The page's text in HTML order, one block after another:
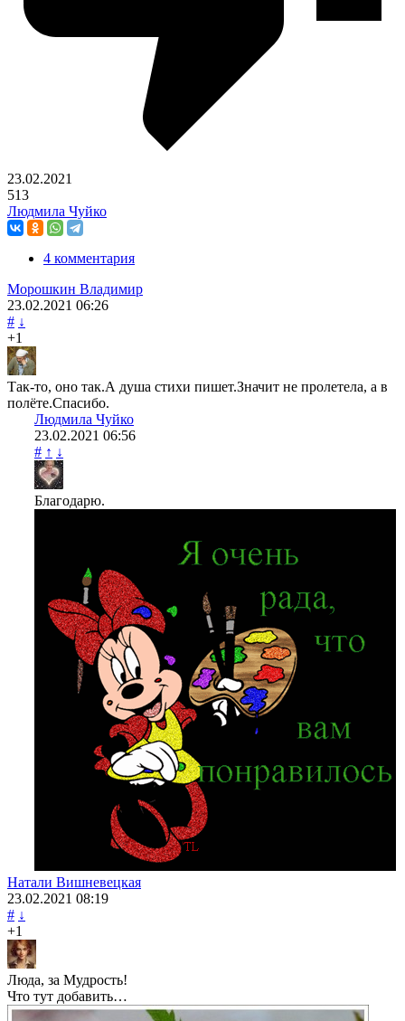
23.02.2021
513
Людмила Чуйко
4 комментария
Морошкин Владимир
23.02.2021 06:26
# ↓
+1
Так-то, оно так.А душа стихи пишет.Значит не пролетела, а в
полёте.Спасибо.
Людмила Чуйко
23.02.2021 06:56
# ↑ ↓
Благодарю.
Натали Вишневецкая
23.02.2021 08:19
# ↓
+1
Люда, за Мудрость!
Что тут добавить…